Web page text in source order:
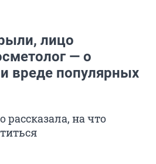
лицо
— о
вреде популярных
рассказала, на что